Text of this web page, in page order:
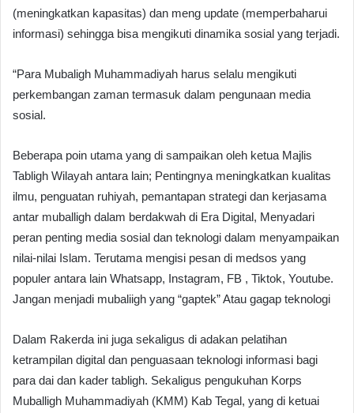
(meningkatkan kapasitas) dan meng update (memperbaharui
informasi) sehingga bisa mengikuti dinamika sosial yang terjadi.
“Para Mubaligh Muhammadiyah harus selalu mengikuti
perkembangan zaman termasuk dalam pengunaan media
sosial.
Beberapa poin utama yang di sampaikan oleh ketua Majlis
Tabligh Wilayah antara lain; Pentingnya meningkatkan kualitas
ilmu, penguatan ruhiyah, pemantapan strategi dan kerjasama
antar muballigh dalam berdakwah di Era Digital, Menyadari
peran penting media sosial dan teknologi dalam menyampaikan
nilai-nilai Islam. Terutama mengisi pesan di medsos yang
populer antara lain Whatsapp, Instagram, FB , Tiktok, Youtube.
Jangan menjadi mubaliigh yang “gaptek” Atau gagap teknologi
Dalam Rakerda ini juga sekaligus di adakan pelatihan
ketrampilan digital dan penguasaan teknologi informasi bagi
para dai dan kader tabligh. Sekaligus pengukuhan Korps
Muballigh Muhammadiyah (KMM) Kab Tegal, yang di ketuai